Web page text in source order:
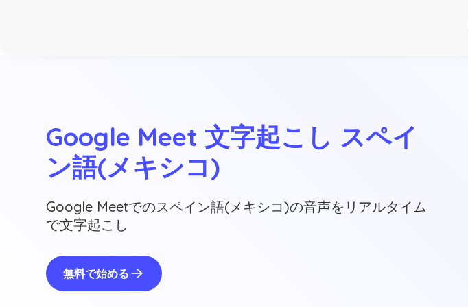
Google Meet 文字起こし スペイ
ン語(メキシコ)
Google Meetでのスペイン語(メキシコ)の音声をリアルタイム
で文字起こし
無料で始める